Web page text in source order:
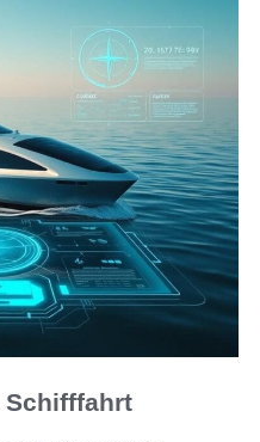
Schifffahrt